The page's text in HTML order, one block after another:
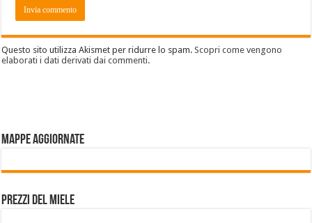
Questo sito utilizza Akismet per ridurre lo spam.Scopri come vengono
elaborati i dati derivati dai commenti.
Mappe aggiornate
Prezzi del miele